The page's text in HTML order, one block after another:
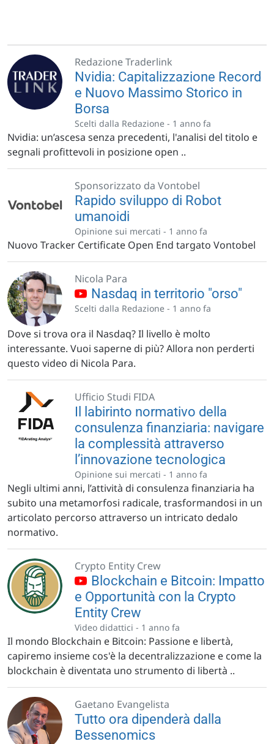
Redazione Traderlink
Nvidia: Capitalizzazione Record
e Nuovo Massimo Storico in
Borsa
Scelti dalla Redazione - 1 anno fa
Nvidia: un’ascesa senza precedenti, l'analisi del titolo e
segnali profittevoli in posizione open ..
Sponsorizzato da Vontobel
Rapido sviluppo di Robot
umanoidi
Opinione sui mercati - 1 anno fa
Nuovo Tracker Certificate Open End targato Vontobel
Nicola Para
Nasdaq in territorio "orso"
Scelti dalla Redazione - 1 anno fa
Dove si trova ora il Nasdaq? Il livello è molto
interessante. Vuoi saperne di più? Allora non perderti
questo video di Nicola Para.
Ufficio Studi FIDA
Il labirinto normativo della
consulenza finanziaria: navigare
la complessità attraverso
l’innovazione tecnologica
Opinione sui mercati - 1 anno fa
Negli ultimi anni, l’attività di consulenza finanziaria ha
subito una metamorfosi radicale, trasformandosi in un
articolato percorso attraverso un intricato dedalo
normativo.
Crypto Entity Crew
Blockchain e Bitcoin: Impatto
e Opportunità con la Crypto
Entity Crew
Video didattici - 1 anno fa
Il mondo Blockchain e Bitcoin: Passione e libertà,
capiremo insieme cos'è la decentralizzazione e come la
blockchain è diventata uno strumento di libertà ..
Gaetano Evangelista
Tutto ora dipenderà dalla
Bessenomics